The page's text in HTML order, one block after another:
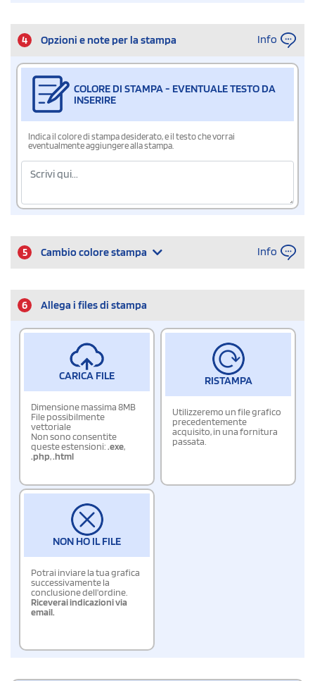
4 Opzioni e note per la stampa Info
COLORE DI STAMPA - EVENTUALE TESTO DA
INSERIRE
Indica il colore di stampa desiderato, e il testo che vorrai
eventualmente aggiungere alla stampa.
5 Cambio colore stampa Info
6 Allega i files di stampa
CARICA FILE
Dimensione massima 8MB
File possibilmente
vettoriale
Non sono consentite
queste estensioni:.exe,
.php,.html
RISTAMPA
Utilizzeremo un file grafico
precedentemente
acquisito, in una fornitura
passata.
NON HO IL FILE
Potrai inviare la tua grafica
successivamente la
conclusione dell'ordine.
Riceverai indicazioni via
email.